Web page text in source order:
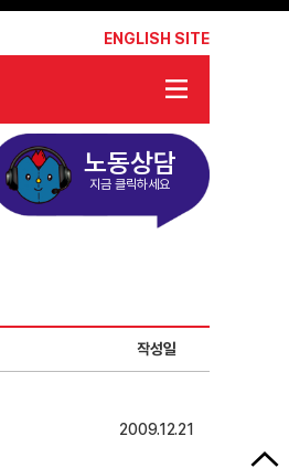
ENGLISH SITE
노동상담
지금 클릭하세요
작성일
2009.12.21